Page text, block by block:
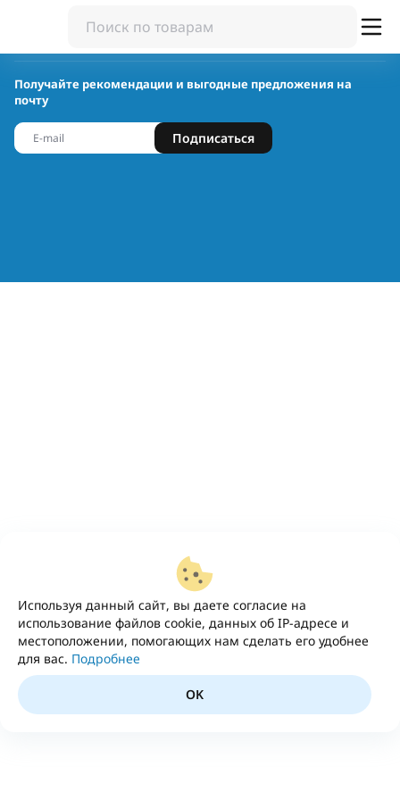
Используя данный сайт, вы даете согласие на
использование файлов cookie, данных об IP-адресе и
местоположении, помогающих нам сделать его удобнее
для вас. Подробнее
OK
Получайте рекомендации и выгодные предложения на
почту
Подписаться